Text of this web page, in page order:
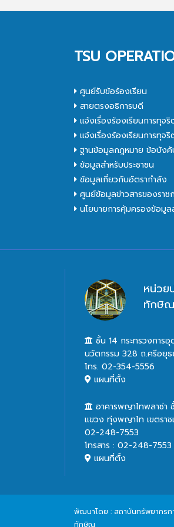
TSU
ศูนย์รับข้อร้องเรียน
สายตรงอธิการบดี
แจ้งเรื่องร้องเรียนการทุจ
แจ้งเรื่องร้องเรียนการทุจ
ฐานข้อมูลกฎหมาย ข้อบังคั
ข้อมูลสำหรับประชาชน
ข้อมูลเกี่ยวกับอัตรากำลัง
ศูนย์ข้อมูลข่าวสารของรา
นโยบายการคุ้มครองข้อมู
หน่วย
ทักษิณ
ชั้น 14 กระทรวงการ
นวัตกรรม 328 ถ.ศรีอยุธ
โทร. 02-354-5556
แผนที่ตั้ง
อาคารพญาไทพลาซ่า
แขวง ทุ่งพญาไท เขตรา
02-248-7553
โทรสาร : 02-248-7553
แผนที่ตั้ง
พัฒนาโดย : สถาบันทรัพยากรก
ทักษิณ